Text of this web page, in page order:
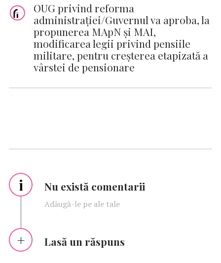
OUG privind reforma
administraţiei/Guvernul va aproba, la
propunerea MApN şi MAI,
modificarea legii privind pensiile
militare, pentru creşterea etapizată a
vârstei de pensionare
i Nu există comentarii
Adăugă-le pe ale tale
Lasă un răspuns